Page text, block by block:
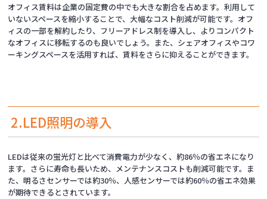
オフィス賃料は企業の固定費の中でも大きな割合を占めます。利用して
いないスペースを縮小することで、大幅なコスト削減が可能です。オフ
ィスの一部を解約したり、フリーアドレス制を導入し、よりコンパクト
なオフィスに移転するのも良いでしょう。また、シェアオフィスやコワ
ーキングスペースを活用すれば、賃料をさらに抑えることができます。
2.LED照明の導入
LEDは従来の蛍光灯と比べて消費電力が少なく、約86％の省エネになり
ます。さらに寿命も長いため、メンテナンスコストも削減可能です。ま
た、明るさセンサーでは約30％、人感センサーでは約60％の省エネ効果
が期待できるとされています。